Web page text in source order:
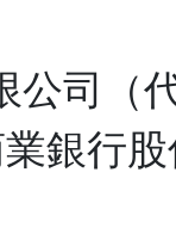
司（代
銀行